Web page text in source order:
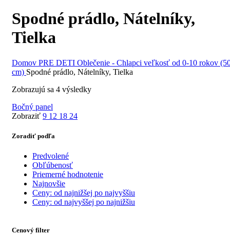
Spodné prádlo, Nátelníky,
Tielka
Domov PRE DETI Oblečenie - Chlapci veľkosť od 0-10 rokov
cm) Spodné prádlo, Nátelníky, Tielka
Zobrazujú sa 4 výsledky
Bočný panel
Zobraziť 9 12 18 24
Zoradiť podľa
Predvolené
Obľúbenosť
Priemerné hodnotenie
Najnovšie
Ceny: od najnižšej po najvyššiu
Ceny: od najvyššej po najnižšiu
Cenový filter